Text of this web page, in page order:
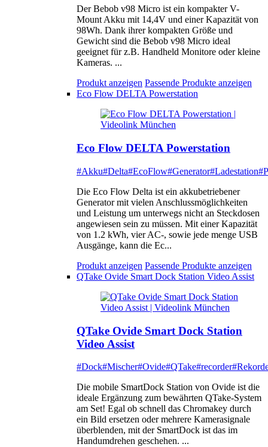
Der Bebob v98 Micro ist ein kompakter V-
Mount Akku mit 14,4V und einer Kapazität von
98Wh. Dank ihrer kompakten Größe und
Gewicht sind die Bebob v98 Micro ideal
geeignet für z.B. Handheld Monitore oder kleine
Kameras. ...
Produkt anzeigen Passende Produkte anzeigen
Eco Flow DELTA Powerstation
Eco Flow DELTA Powerstation
#Akku#Delta#EcoFlow#Generator#Ladestation
Die Eco Flow Delta ist ein akkubetriebener
Generator mit vielen Anschlussmöglichkeiten
und Leistung um unterwegs nicht an Steckdosen
angewiesen sein zu müssen. Mit einer Kapazität
von 1.2 kWh, vier AC-, sowie jede menge USB
Ausgänge, kann die Ec...
Produkt anzeigen Passende Produkte anzeigen
QTake Ovide Smart Dock Station Video Assist
QTake Ovide Smart Dock Station
Video Assist
#Dock#Mischer#Ovide#QTake#recorder
Die mobile SmartDock Station von Ovide ist die
ideale Ergänzung zum bewährten QTake-System
am Set! Egal ob schnell das Chromakey durch
ein Bild ersetzen oder mehrere Kamerasignale
überblenden, mit der SmartDock ist das im
Handumdrehen geschehen. ...